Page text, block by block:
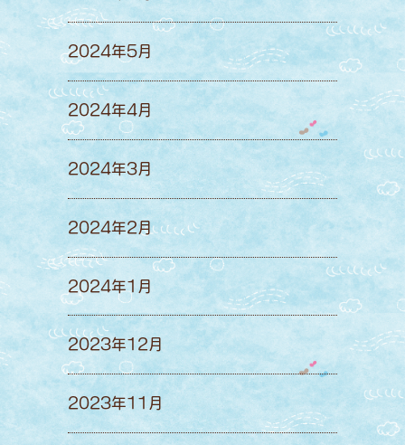
2024年5月
2024年4月
2024年3月
2024年2月
2024年1月
2023年12月
2023年11月